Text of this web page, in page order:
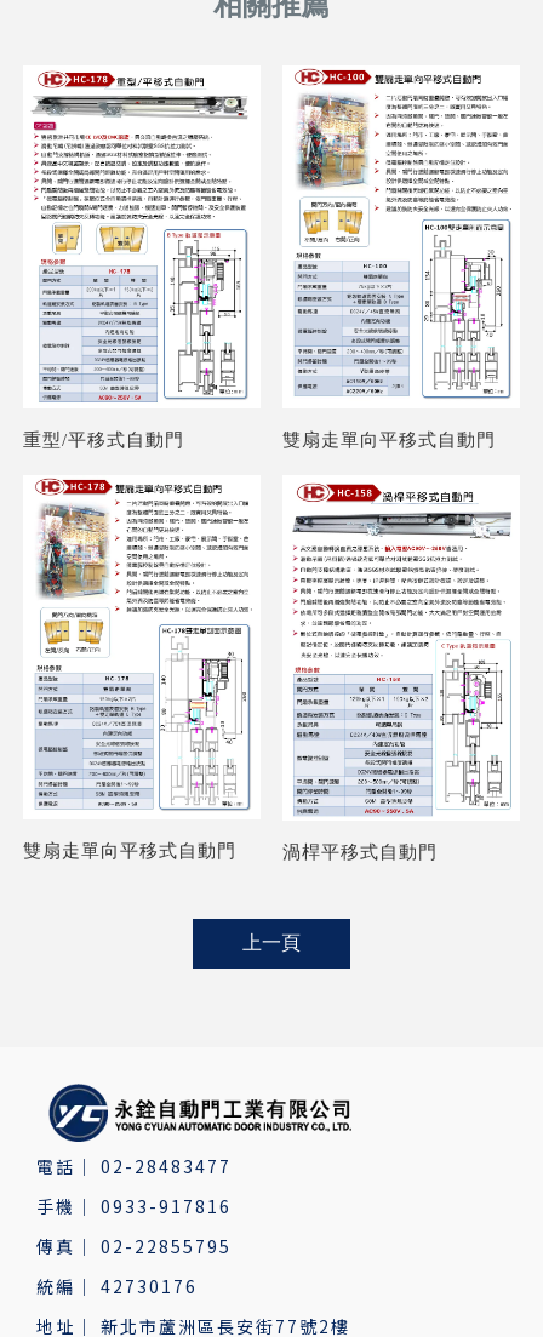
重型/平移式自動門 雙扇走單向平移式自動門
雙扇走單向平移式自動門 渦桿平移式自動門
上一頁
02-28483477
0933-917816
02-22855795
42730176
新北市蘆洲區長安街77號2樓